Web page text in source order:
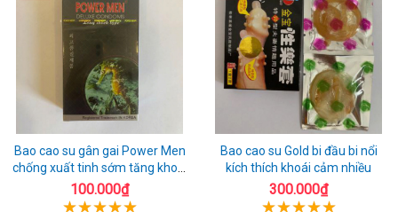
Bao cao su gân gai Power Men
chống xuất tinh sớm tăng khoái
cảm
100.000₫
Bao cao su Gold bi đầu bi nổi
kích thích khoái cảm nhiều
300.000₫